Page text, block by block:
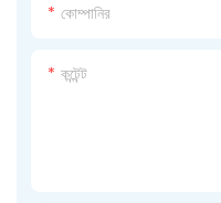
কোম্পানির
কন্টেন্ট